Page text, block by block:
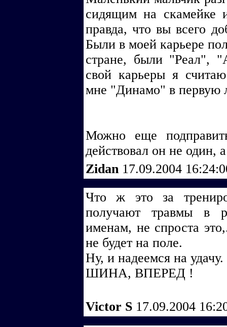
сидящим на
правда, что вы всего
Были в моей карьере
стране, были "Реал",
свой карьеры я
мне "Динамо" в первую
Можно еще
действовал он не один,
Zidan 17.09.2004
Что ж это за
получают травмы в
именам, не спроста
не будет на поле.
Ну, и надеемся на удачу.
ШИНА, ВПЕРЕД !
Victor S 17.09.2004